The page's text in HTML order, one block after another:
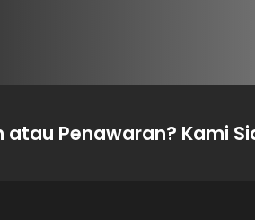
atau Penawaran? Kami